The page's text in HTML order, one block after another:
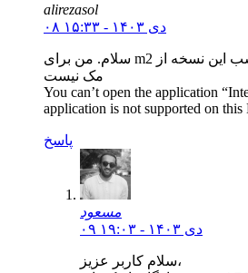
alirezasol
۰۸ دی ۱۴۰۳ - ۱۵:۳۳
سلام. من برای m2 دانلود کردم میگه مناسب این نسخه از
مک نیست
You can’t open the application
application is not supported on this
پاسخ
مسعود
۰۹ دی ۱۴۰۳ - ۱۹:۰۳
سلام کاربر عزیز،